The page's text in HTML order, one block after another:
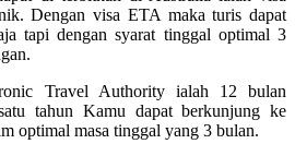
Dengan visa ETA maka turis dapat
tapi dengan syarat tinggal optimal 3
Travel Authority ialah 12 bulan
tahun Kamu dapat berkunjung ke
optimal masa tinggal yang 3 bulan.